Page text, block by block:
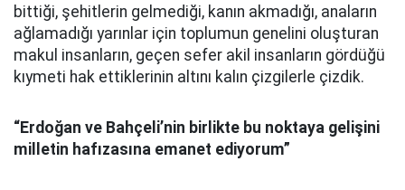
bittiği, şehitlerin gelmediği, kanın akmadığı, anaların
ağlamadığı yarınlar için toplumun genelini oluşturan
makul insanların, geçen sefer akil insanların gördüğü
kıymeti hak ettiklerinin altını kalın çizgilerle çizdik.
“Erdoğan ve Bahçeli’nin birlikte bu noktaya gelişini
milletin hafızasına emanet ediyorum”